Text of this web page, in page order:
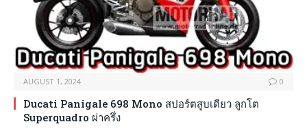
AUGUST 1, 2024 0
Ducati Panigale 698 Mono สปอร์ตสูบเดียว ลูกโต
Superquadro ผ่าครึ่ง